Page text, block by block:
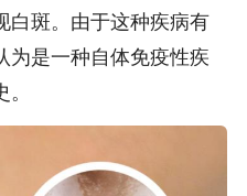
白斑。由于这种疾病有
为是一种自体免疫性疾